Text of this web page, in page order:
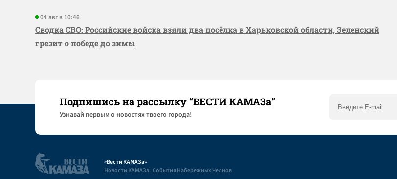
04 авг в 10:46
Сводка СВО: Российские войска взяли два посёлка в Харьковской области, Зеленский
грезит о победе до зимы
Подпишись на рассылку “ВЕСТИ КАМАЗа”
Узнaвай первым о новостях твоего города!
«Вести КАМАЗа»
Новости КАМАЗа | События Набережных Челнов